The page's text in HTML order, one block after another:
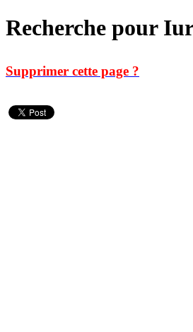
Recherche pour
Supprimer cette page ?